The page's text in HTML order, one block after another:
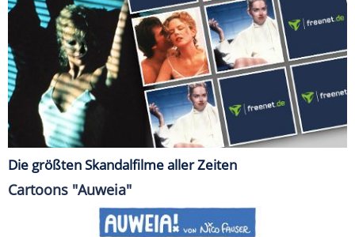
Die größten Skandalfilme aller Zeiten
Cartoons "Auweia"